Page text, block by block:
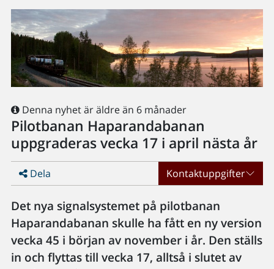
Denna nyhet är äldre än 6 månader
Pilotbanan Haparandabanan
uppgraderas vecka 17 i april nästa år
Dela Kontaktuppgifter
Det nya signalsystemet på pilotbanan
Haparandabanan skulle ha fått en ny version
vecka 45 i början av november i år. Den ställs
in och flyttas till vecka 17, alltså i slutet av